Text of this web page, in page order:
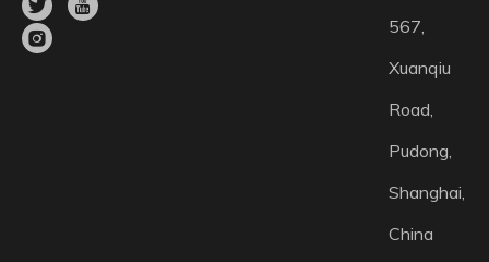
567,
Xuanqiu
Road,
Pudong,
Shanghai,
China